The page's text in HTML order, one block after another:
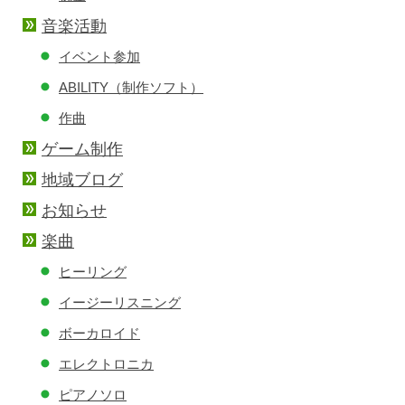
音楽活動
イベント参加
ABILITY（制作ソフト）
作曲
ゲーム制作
地域ブログ
お知らせ
楽曲
ヒーリング
イージーリスニング
ボーカロイド
エレクトロニカ
ピアノソロ